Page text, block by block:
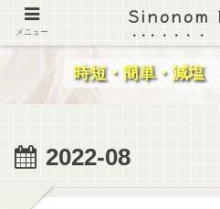
時短・簡単・減塩
2022-08
メニュー
Sinonom